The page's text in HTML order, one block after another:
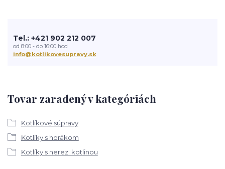
Tovar zaradený v kategóriách
Kotlíkové súpravy
Kotlíky s horákom
Kotlíky s nerez. kotlinou
Tel.: +421 902 212 007
od 8:00 - do 16:00 hod
info@kotlikovesupravy.sk